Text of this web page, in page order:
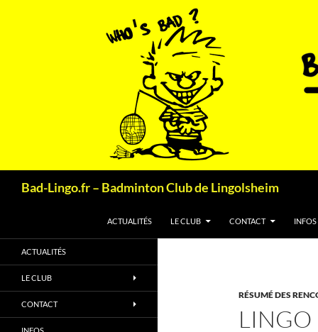
Bad-Lingo.fr – Badminton Club de Lingolsheim
ACTUALITÉS LE CLUB CONTACT INFOS
RÉSUMÉ DES
LINGO
ACTUALITÉS
LE CLUB
CONTACT